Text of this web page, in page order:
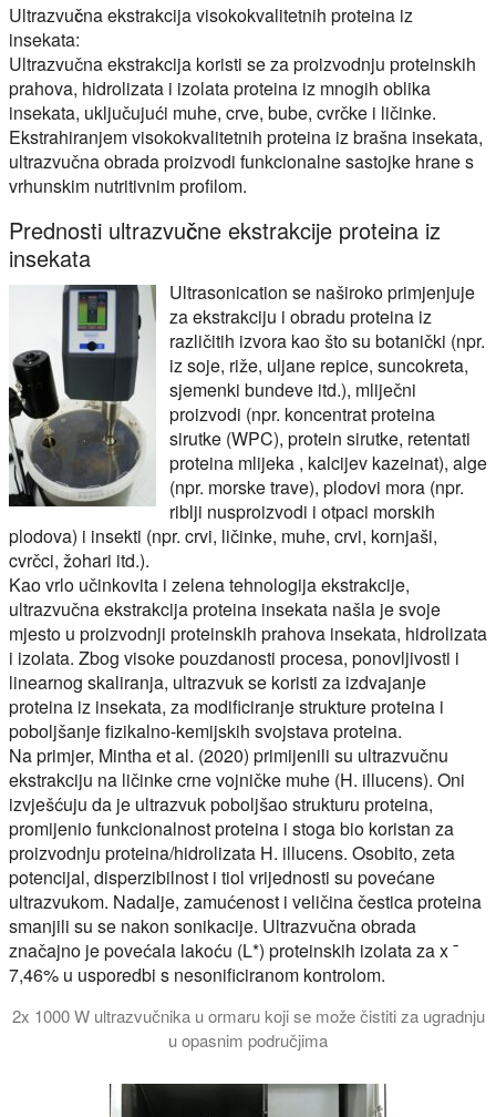
Ultrazvučna ekstrakcija visokokvalitetnih proteina iz
insekata:
Ultrazvučna ekstrakcija koristi se za proizvodnju proteinskih
prahova, hidrolizata i izolata proteina iz mnogih oblika
insekata, uključujući muhe, crve, bube, cvrčke i ličinke.
Ekstrahiranjem visokokvalitetnih proteina iz brašna insekata,
ultrazvučna obrada proizvodi funkcionalne sastojke hrane s
vrhunskim nutritivnim profilom.
Prednosti ultrazvučne ekstrakcije proteina iz
insekata
Ultrasonication se naširoko primjenjuje
za ekstrakciju i obradu proteina iz
različitih izvora kao što su botanički (npr.
iz soje, riže, uljane repice, suncokreta,
sjemenki bundeve itd.), mliječni
proizvodi (npr. koncentrat proteina
sirutke (WPC), protein sirutke, retentati
proteina mlijeka , kalcijev kazeinat), alge
(npr. morske trave), plodovi mora (npr.
riblji nusproizvodi i otpaci morskih
plodova) i insekti (npr. crvi, ličinke, muhe, crvi, kornjaši,
cvrčci, žohari itd.).
Kao vrlo učinkovita i zelena tehnologija ekstrakcije,
ultrazvučna ekstrakcija proteina insekata našla je svoje
mjesto u proizvodnji proteinskih prahova insekata, hidrolizata
i izolata. Zbog visoke pouzdanosti procesa, ponovljivosti i
linearnog skaliranja, ultrazvuk se koristi za izdvajanje
proteina iz insekata, za modificiranje strukture proteina i
poboljšanje fizikalno-kemijskih svojstava proteina.
Na primjer, Mintha et al. (2020) primijenili su ultrazvučnu
ekstrakciju na ličinke crne vojničke muhe (H. illucens). Oni
izvješćuju da je ultrazvuk poboljšao strukturu proteina,
promijenio funkcionalnost proteina i stoga bio koristan za
proizvodnju proteina/hidrolizata H. illucens. Osobito, zeta
potencijal, disperzibilnost i tiol vrijednosti su povećane
ultrazvukom. Nadalje, zamućenost i veličina čestica proteina
smanjili su se nakon sonikacije. Ultrazvučna obrada
značajno je povećala lakoću (L*) proteinskih izolata za x ¯
7,46% u usporedbi s nesonificiranom kontrolom.
2x 1000 W ultrazvučnika u ormaru koji se može čistiti za ugradnju
u opasnim područjima